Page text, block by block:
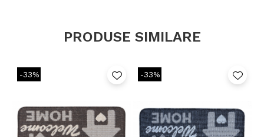
PRODUSE SIMILARE
-33% -33%